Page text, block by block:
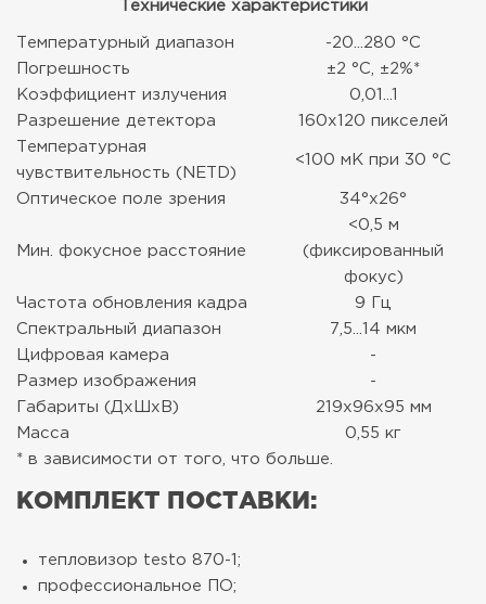
Технические характеристики
Температурный диапазон
-20...280 °C
Погрешность
±2 °C, ±2%*
Коэффициент излучения
0,01...1
Разрешение детектора
160x120 пикселей
Температурная
чувствительность (NETD)
<100 мК при 30 °C
Оптическое поле зрения 34°x26°
Мин. фокусное расстояние
<0,5 м
(фиксированный
фокус)
Частота обновления кадра
9 Гц
Спектральный диапазон
7,5...14 мкм
Цифровая камера
-
Размер изображения
-
Габариты (ДхШхВ)
219x96x95 мм
Масса
0,55 кг
* в зависимости от того, что больше.
КОМПЛЕКТ ПОСТАВКИ:
тепловизор testo 870-1;
профессиональное ПО;